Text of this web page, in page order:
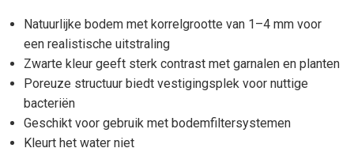
Natuurlijke bodem met korrelgrootte van 1–4 mm voor
een realistische uitstraling
Zwarte kleur geeft sterk contrast met garnalen en planten
Poreuze structuur biedt vestigingsplek voor nuttige
bacteriën
Geschikt voor gebruik met bodemfiltersystemen
Kleurt het water niet